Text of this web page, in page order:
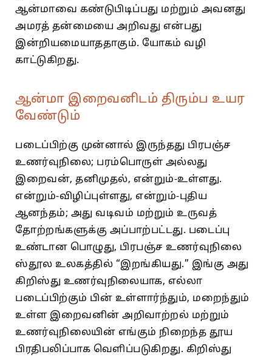
ஆன்மாவை கண்டுபிடிப்பது மற்றும்‌ அவனது
அமரத்‌ தன்மையை அறிவது என்பது
இன்றியமையாததாகும்‌. யோகம்‌ வழி
காட்டுகிறது.
ஆன்மா இறைவனிடம் திரும்ப உயர
வேண்டும்
படைப்பிற்கு முன்னால்‌ இருந்தது பிரபஞ்ச
உணர்வுநிலை; பரம்பொருள்‌ அல்லது
இறைவன்‌, தனிமுதல்‌, என்றும்‌-உள்ளது.
என்றும்‌-விழிப்புள்ளது, என்றும்‌-புதிய
ஆனந்தம்‌; அது வடிவம்‌ மற்றும்‌ உருவத்‌
தோற்றங்களுக்கு அப்பாற்பட்டது. படைப்பு
உண்டான பொழுது, பிரபஞ்ச உணர்வுநிலை
ஸ்தூல உலகத்தில்‌ “இறங்கியது.” இங்கு அது
கிறிஸ்து உணர்வுநிலையாக, எல்லா
படைப்பிற்கும்‌ பின்‌ உள்ளார்ந்தும்‌, மறைந்தும்‌
உள்ள இறைவனின்‌ அறிவாற்றல்‌ மற்றும்‌
உணர்வுநிலையின்‌ எங்கும்‌ நிறைந்த தூய
பிரதிபலிப்பாக வெளிப்படுகிறது. கிறிஸ்து